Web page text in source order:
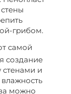
грибом.
самой
создание
стенами и
можно